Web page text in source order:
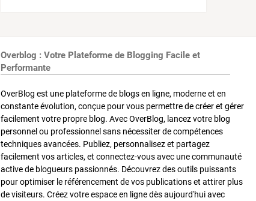
Overblog : Votre Plateforme de Blogging Facile et
Performante
OverBlog est une plateforme de blogs en ligne, moderne et en
constante évolution, conçue pour vous permettre de créer et gérer
facilement votre propre blog. Avec OverBlog, lancez votre blog
personnel ou professionnel sans nécessiter de compétences
techniques avancées. Publiez, personnalisez et partagez
facilement vos articles, et connectez-vous avec une communauté
active de blogueurs passionnés. Découvrez des outils puissants
pour optimiser le référencement de vos publications et attirer plus
de visiteurs. Créez votre espace en ligne dès aujourd'hui avec